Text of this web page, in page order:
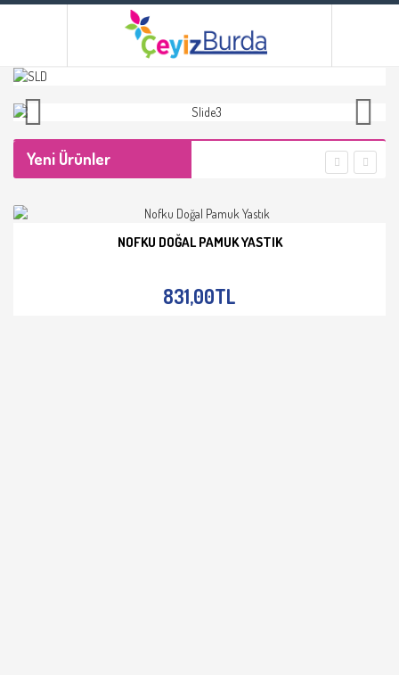
Yeni Ürünler
NOFKU DOĞAL PAMUK YASTIK
831,00TL